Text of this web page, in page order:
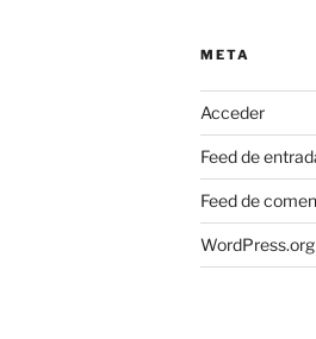
META
Acceder
Feed de
Feed de
WordPress.org